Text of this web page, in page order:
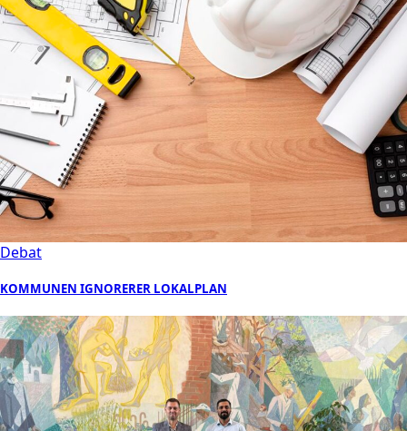
Debat
KOMMUNEN IGNORERER LOKALPLAN